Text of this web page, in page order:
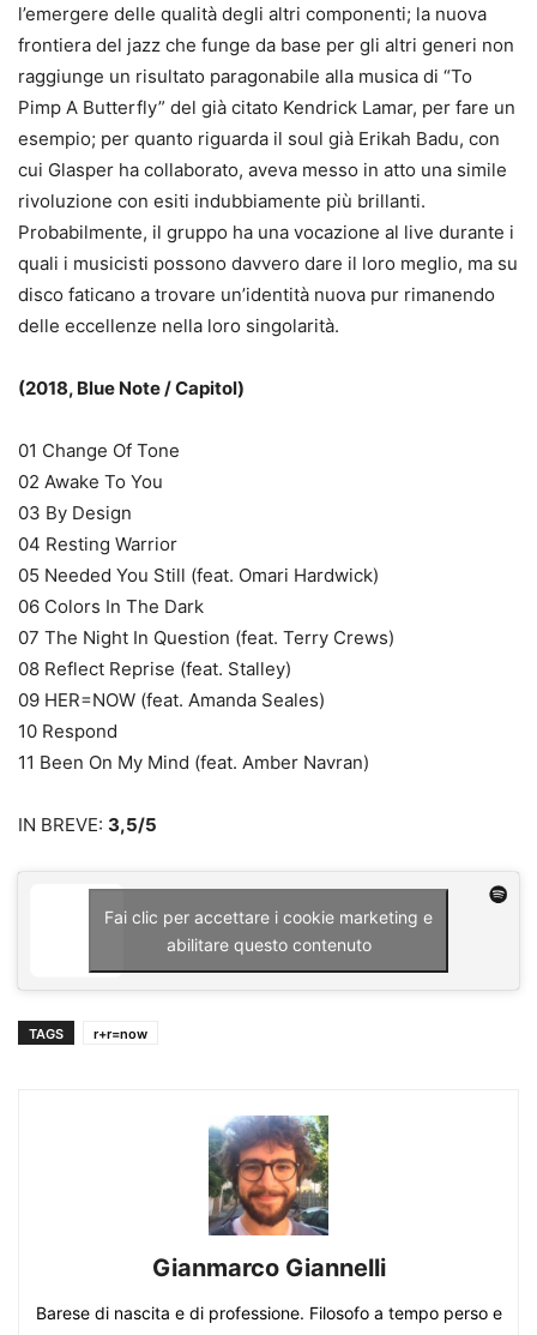
l’emergere delle qualità degli altri componenti; la nuova
frontiera del jazz che funge da base per gli altri generi non
raggiunge un risultato paragonabile alla musica di “To
Pimp A Butterfly” del già citato Kendrick Lamar, per fare un
esempio; per quanto riguarda il soul già Erikah Badu, con
cui Glasper ha collaborato, aveva messo in atto una simile
rivoluzione con esiti indubbiamente più brillanti.
Probabilmente, il gruppo ha una vocazione al live durante i
quali i musicisti possono davvero dare il loro meglio, ma su
disco faticano a trovare un’identità nuova pur rimanendo
delle eccellenze nella loro singolarità.
(2018, Blue Note / Capitol)
01 Change Of Tone
02 Awake To You
03 By Design
04 Resting Warrior
05 Needed You Still (feat. Omari Hardwick)
06 Colors In The Dark
07 The Night In Question (feat. Terry Crews)
08 Reflect Reprise (feat. Stalley)
09 HER=NOW (feat. Amanda Seales)
10 Respond
11 Been On My Mind (feat. Amber Navran)
IN BREVE: 3,5/5
Fai clic per accettare i cookie marketing e
abilitare questo contenuto
TAGS r+r=now
Gianmarco Giannelli
Barese di nascita e di professione. Filosofo a tempo perso e